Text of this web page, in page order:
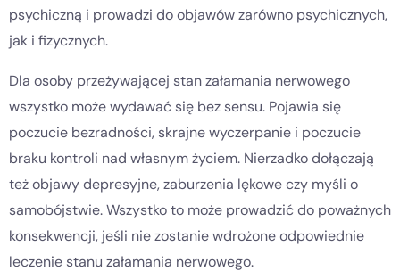
psychiczną i prowadzi do objawów zarówno psychicznych,
jak i fizycznych.
Dla osoby przeżywającej stan załamania nerwowego
wszystko może wydawać się bez sensu. Pojawia się
poczucie bezradności, skrajne wyczerpanie i poczucie
braku kontroli nad własnym życiem. Nierzadko dołączają
też objawy depresyjne, zaburzenia lękowe czy myśli o
samobójstwie. Wszystko to może prowadzić do poważnych
konsekwencji, jeśli nie zostanie wdrożone odpowiednie
leczenie stanu załamania nerwowego.